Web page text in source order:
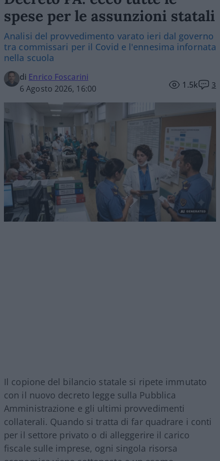
spese per le assunzioni statali
Analisi del provvedimento varato ieri dal governo
tra commissari per il Covid e l'ennesima infornata
nella scuola
di Enrico Foscarini
6 Agosto 2026, 16:00
1.5k 3
Il copione del bilancio statale si ripete immutato
con il nuovo decreto legge sulla Pubblica
Amministrazione e gli ultimi provvedimenti
collaterali. Quando si tratta di far quadrare i conti
per il settore privato o di alleggerire il carico
fiscale sulle imprese, ogni singola risorsa